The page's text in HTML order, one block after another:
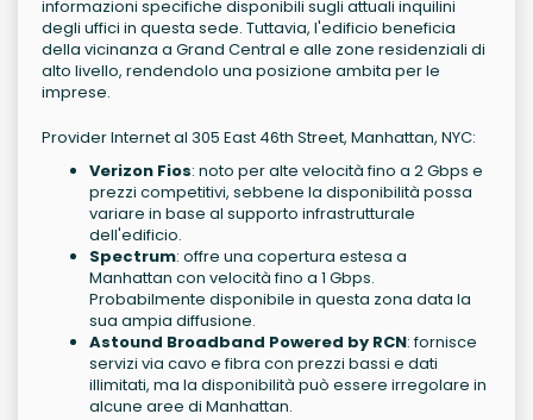
informazioni specifiche disponibili sugli attuali inquilini
degli uffici in questa sede. Tuttavia, l'edificio beneficia
della vicinanza a Grand Central e alle zone residenziali di
alto livello, rendendolo una posizione ambita per le
imprese.
Provider Internet al 305 East 46th Street, Manhattan, NYC:
Verizon Fios: noto per alte velocità fino a 2 Gbps e
prezzi competitivi, sebbene la disponibilità possa
variare in base al supporto infrastrutturale
dell'edificio.
Spectrum: offre una copertura estesa a
Manhattan con velocità fino a 1 Gbps.
Probabilmente disponibile in questa zona data la
sua ampia diffusione.
Astound Broadband Powered by RCN: fornisce
servizi via cavo e fibra con prezzi bassi e dati
illimitati, ma la disponibilità può essere irregolare in
alcune aree di Manhattan.